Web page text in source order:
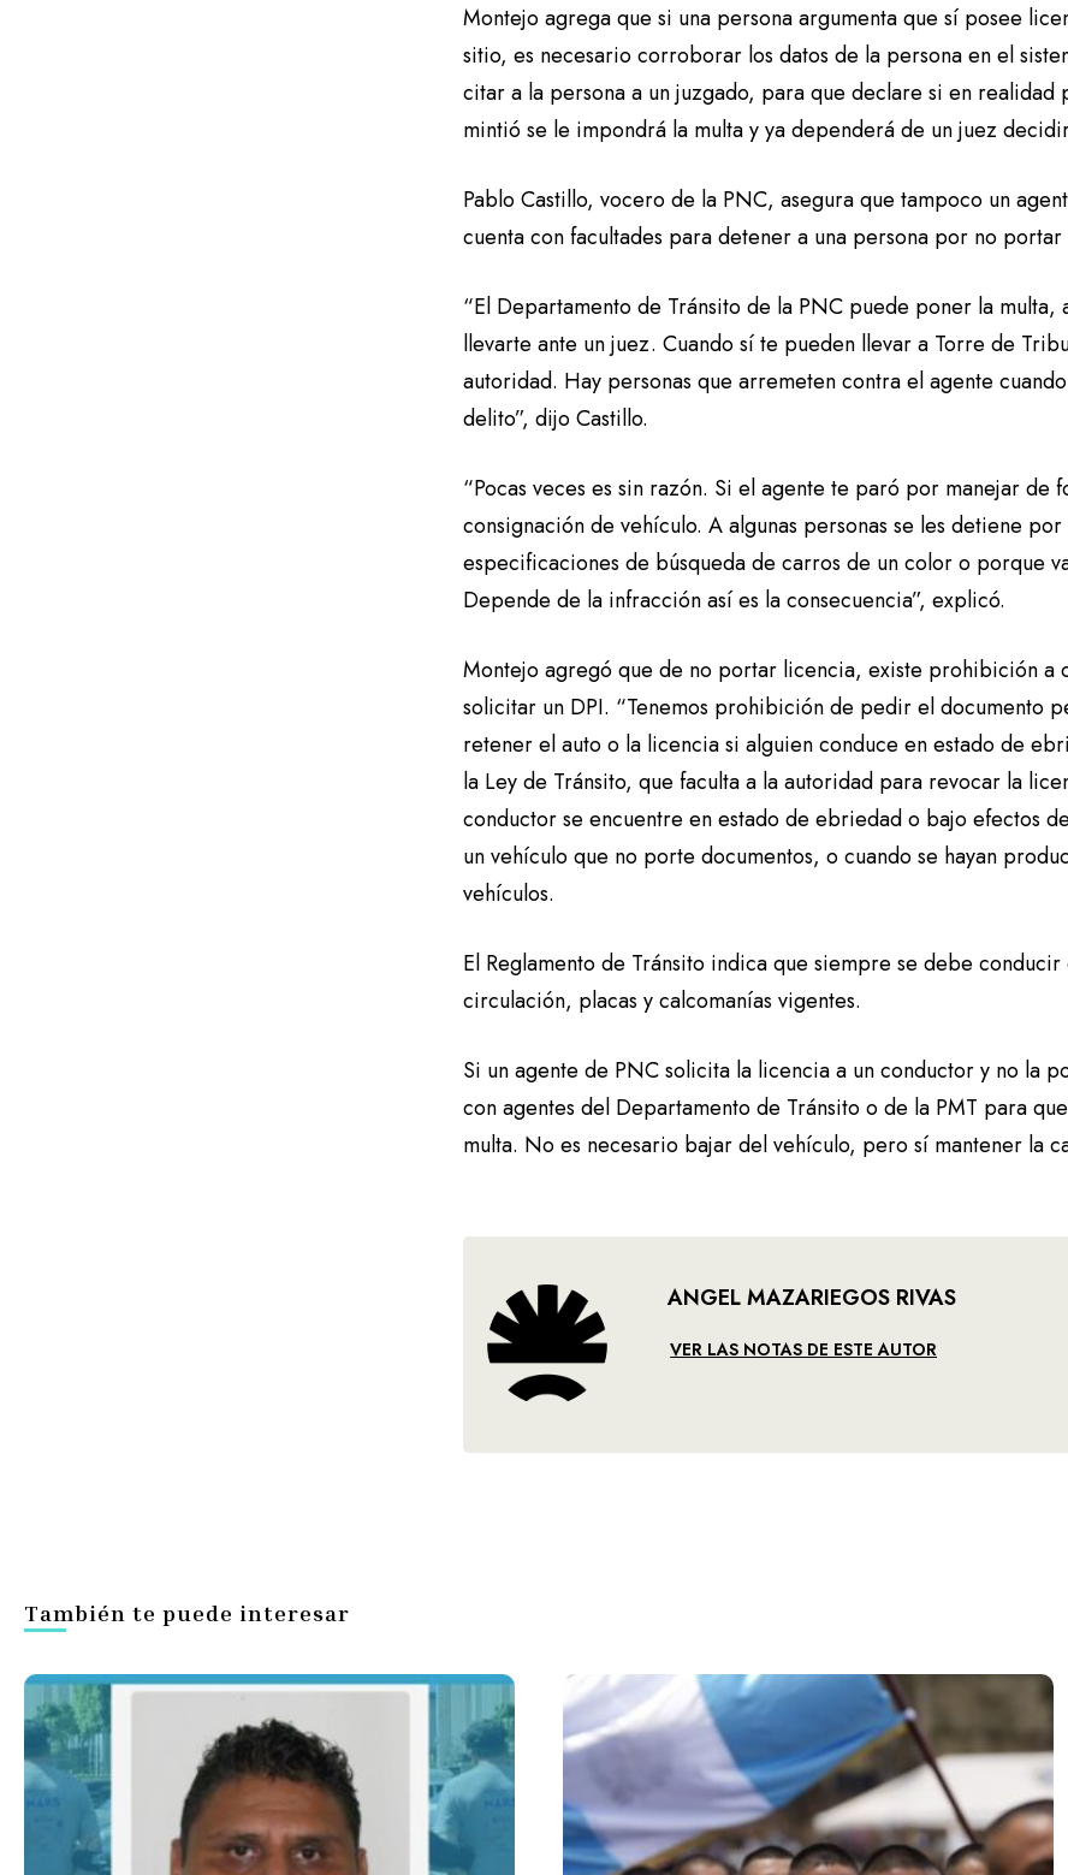
Montejo agrega que si una persona argumenta que sí posee
sitio, es necesario corroborar los datos de la persona en el
citar a la persona a un juzgado, para que declare si en realidad
mintió se le impondrá la multa y ya dependerá de un juez
Pablo Castillo, vocero de la PNC, asegura que tampoco un
cuenta con facultades para detener a una persona por no
“El Departamento de Tránsito de la PNC puede poner la multa,
llevarte ante un juez. Cuando sí te pueden llevar a Torre de
autoridad. Hay personas que arremeten contra el agente
delito”, dijo Castillo.
“Pocas veces es sin razón. Si el agente te paró por manejar
consignación de vehículo. A algunas personas se les detiene
especificaciones de búsqueda de carros de un color o porque
Depende de la infracción así es la consecuencia”, explicó.
Montejo agregó que de no portar licencia, existe prohibición a
solicitar un DPI. “Tenemos prohibición de pedir el documento
retener el auto o la licencia si alguien conduce en estado de
la Ley de Tránsito, que faculta a la autoridad para revocar la
conductor se encuentre en estado de ebriedad o bajo efectos
un vehículo que no porte documentos, o cuando se hayan
vehículos.
El Reglamento de Tránsito indica que siempre se debe
circulación, placas y calcomanías vigentes.
Si un agente de PNC solicita la licencia a un conductor y no la
con agentes del Departamento de Tránsito o de la PMT para
multa. No es necesario bajar del vehículo, pero sí mantener la
ANGEL MAZARIEGOS RIVAS
VER LAS NOTAS DE ESTE AUTOR
También te puede interesar